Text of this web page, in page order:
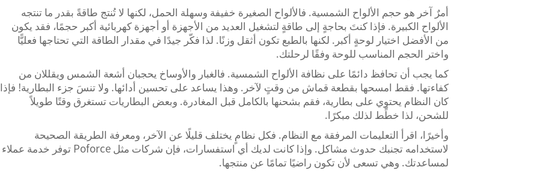
أمرٌ آخر هو حجم الألواح الشمسية. فالألواح الصغيرة خفيفة وسهلة الحمل، لكنها لا تُنتج طاقةً بقدر ما تنتجه
الألواح الكبيرة. فإذا كنتَ بحاجةٍ إلى طاقةٍ لتشغيل العديد من الأجهزة أو أجهزة كهربائية أكبر حجمًا، فقد يكون
من الأفضل اختيار لوحةٍ أكبر. لكنها بالطبع تكون أثقل وزنًا. لذا فكّر جيدًا في مقدار الطاقة التي تحتاجها فعليًّا
واختر الحجم المناسب للوحة وفقًا لرحلتك.
كما يجب أن تحافظ دائمًا على نظافة الألواح الشمسية. فالغبار والأوساخ يحجبان أشعة الشمس ويقللان من
كفاءتها. فقط امسحها بقطعة قماش من وقتٍ لآخر. وهذا يساعد على تحسين أدائها. ولا تنسَ جزء البطارية! فإذا
كان النظام يحتوي على بطارية، فقم بشحنها بالكامل قبل المغادرة. وبعض البطاريات تستغرق وقتًا طويلاً
للشحن، لذا خطِّط لذلك مبكرًا.
وأخيرًا، اقرأ التعليمات المرفقة مع النظام. فكل نظامٍ يختلف قليلًا عن الآخر، ومعرفة الطريقة الصحيحة
لاستخدامه تجنبك حدوث مشاكل. وإذا كانت لديك أي استفسارات، فإن شركات مثل Poforce توفر خدمة عملاء
لمساعدتك. وهي تسعى لأن تكون راضيًا تمامًا عن منتجها.